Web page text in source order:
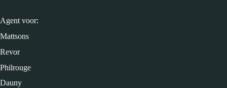
Agent voor:
Mattsons
Revor
Philrouge
Dauny